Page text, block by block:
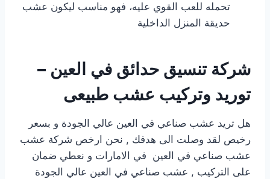
تحمله للعب القوي عليه، فهو مناسب ليكون عشب
حديقة المنزل الداخلية
شركة تنسيق حدائق في العين –
توريد وتركيب عشب طبيعى
هل تريد عشب صناعي في العين عالي الجودة و بسعر
رخيص لقد وصلت الى هدفك , نحن ارخص شركة عشب
عشب صناعي في العين في الامارات و نعطي ضمان
على التركيب , عشب صناعي في العين عالي الجودة